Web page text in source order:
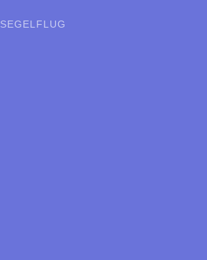
SEGELFLUG